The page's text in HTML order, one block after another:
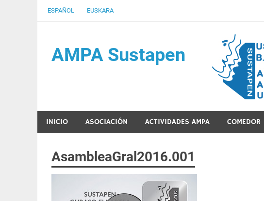
ESPAÑOL EUSKARA
AMPA Sustapen
Usandizaga-Peñaflorida-Amara B.H.I.ko Ikasleen Guraso
INICIO ASOCIACIÓN ACTIVIDADES AMPA COMEDOR
AsambleaGral2016.001